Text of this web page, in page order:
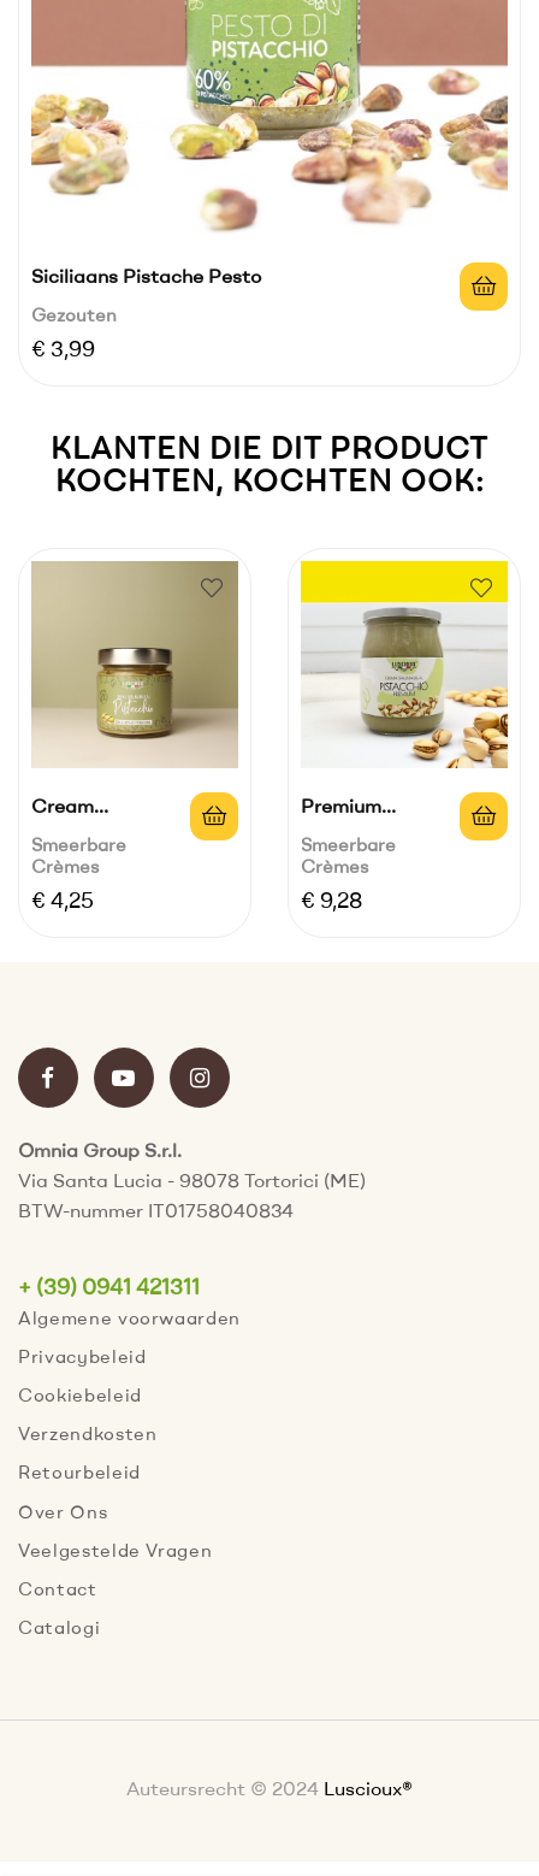
Siciliaans Pistache Pesto
Gezouten
Prijs
€ 3,99
KLANTEN DIE DIT PRODUCT
KOCHTEN, KOCHTEN OOK:
Cream
Verspreidde Zich
Naar...
Smeerbare
Crèmes
Prijs
€ 4,25
Premium
Pistachecrème_Maxi
Pot
Smeerbare
Crèmes
Prijs
€ 9,28
Omnia Group S.r.l.
Via Santa Lucia - 98078 Tortorici (ME)
BTW-nummer IT01758040834
+ (39) 0941 421311
Algemene voorwaarden
Privacybeleid
Cookiebeleid
Verzendkosten
Retourbeleid
Over Ons
Veelgestelde Vragen
Contact
Catalogi
Auteursrecht © 2024 Luscioux®